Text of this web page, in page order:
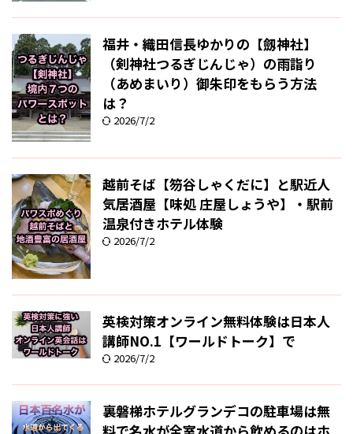
福井・織田信長ゆかりの【劔神社】
（剣神社つるぎじんじゃ）の雨詣り
（あめまいり）御朱印をもらう方法
は？
2026/7/2
越前そば【笏谷しゃくだに】と駅近人
気居酒屋【味処 庄屋しょうや】・駅前
温泉付きホテル体験
2026/7/2
英検対策オンライン無料体験は日本人
講師NO.1【ワールドトーク】で
2026/7/2
裏磐梯ホテルグランデコの駐車場は無